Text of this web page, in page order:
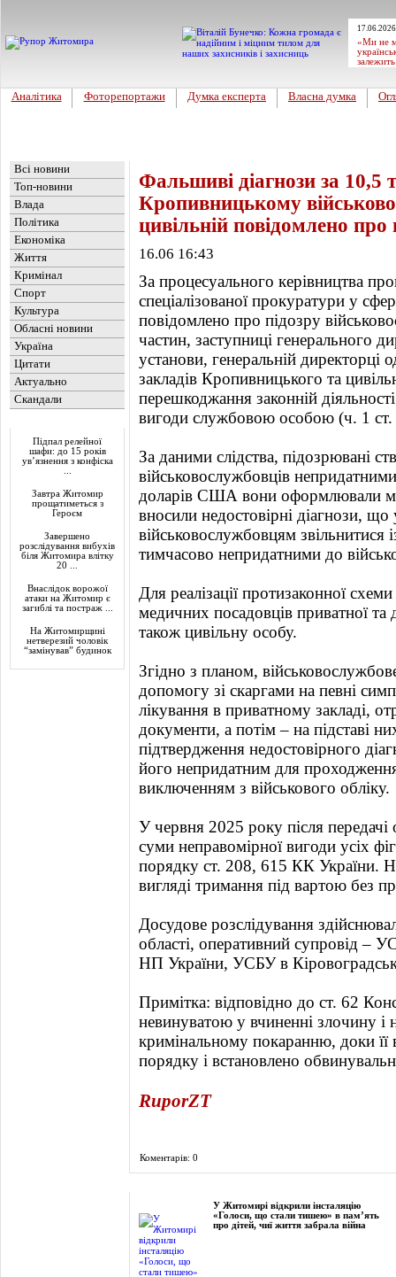
«Ми не
Аналітика Фоторепортажи Думка експерта Власна думка
Всі новини
Топ-новини
Влада
Політика
Економіка
Життя
Кримінал
Спорт
Культура
Обласні новини
Україна
Цитати
Актуально
Скандали
Підпал релейної
шафи: до 15 років
ув’язнення з конфіска
Завтра Житомир
прощатиметься з
Героєм
Завершено
розслідування вибухів
біля Житомира влітку
20 ...
Внаслідок ворожої
атаки на Житомир є
загиблі та постраж ...
На Житомирщині
нетверезий чоловік
“замінував” будинок
Фальшиві діагнози за
Кропивницькому
цивільній повідомлено про
16.06 16:43
За процесуального керівництва
спеціалізованої прокуратури у
повідомлено про підозру
частин, заступниці генерального
установи, генеральній
закладів Кропивницького та
перешкоджання законній
вигоди службовою особою (ч. 1
За даними слідства, підозрювані
військовослужбовців
доларів США вони оформлювали
вносили недостовірні діагнози,
військовослужбовцям
тимчасово непридатними до
Для реалізації протизаконної
медичних посадовців приватної
також цивільну особу.
Згідно з планом,
допомогу зі скаргами на певні
лікування в приватному закладі,
документи, а потім ‒ на підставі
підтвердження недостовірного
його непридатним для
виключенням з військового обліку.
У червня 2025 року після передачі
суми неправомірної вигоди усіх
порядку ст. 208, 615 КК України.
вигляді тримання під вартою без
Досудове розслідування
області, оперативний супровід ‒
НП України, УСБУ в
Примітка: відповідно до ст. 62
невинуватою у вчиненні злочину і
кримінальному покаранню, доки
порядку і встановлено
RuporZT
Коментарів: 0
У Житомирі відкрили інсталяцію
«Голоси, що стали тишею» в пам’ять
про дітей, чиї життя забрала війна